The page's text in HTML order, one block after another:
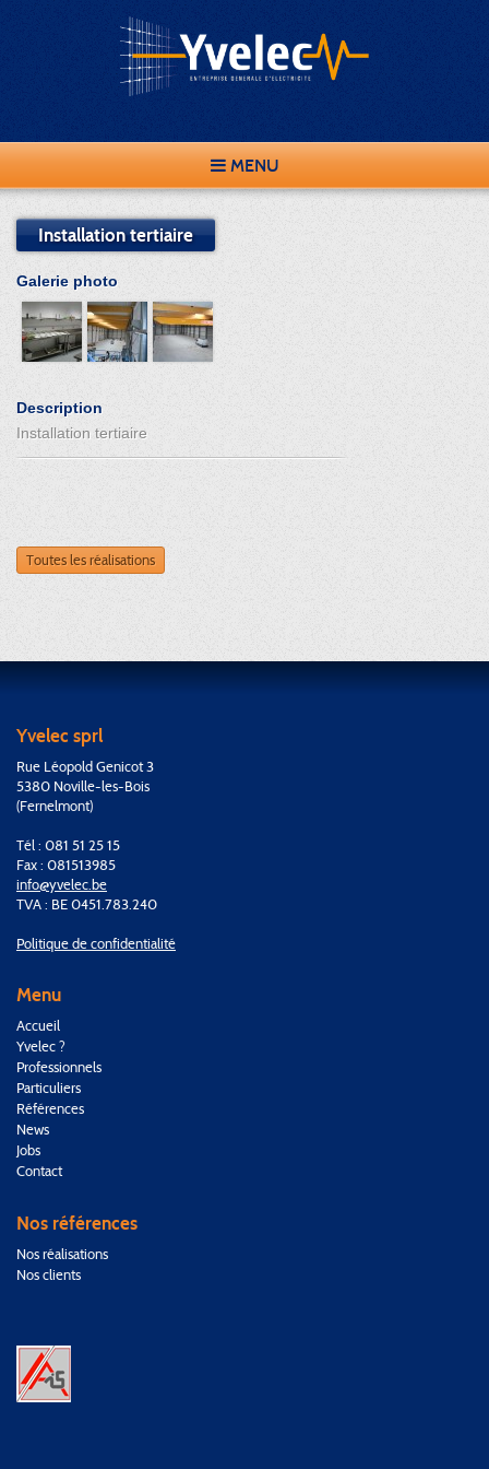
MENU
Installation tertiaire
Galerie photo
Description
Installation tertiaire
Toutes les réalisations
Yvelec sprl
Rue Léopold Genicot 3
5380 Noville-les-Bois
(Fernelmont)
Tél : 081 51 25 15
Fax : 081513985
info@yvelec.be
TVA : BE 0451.783.240
Politique de confidentialité
Menu
Accueil
Yvelec ?
Professionnels
Particuliers
Références
News
Jobs
Contact
Nos références
Nos réalisations
Nos clients